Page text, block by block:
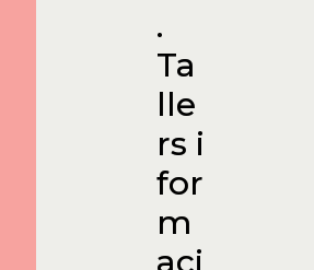
.
Ta
lle
rs i
for
m